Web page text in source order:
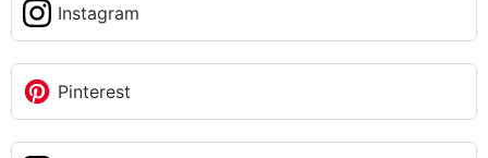
Instagram
Pinterest